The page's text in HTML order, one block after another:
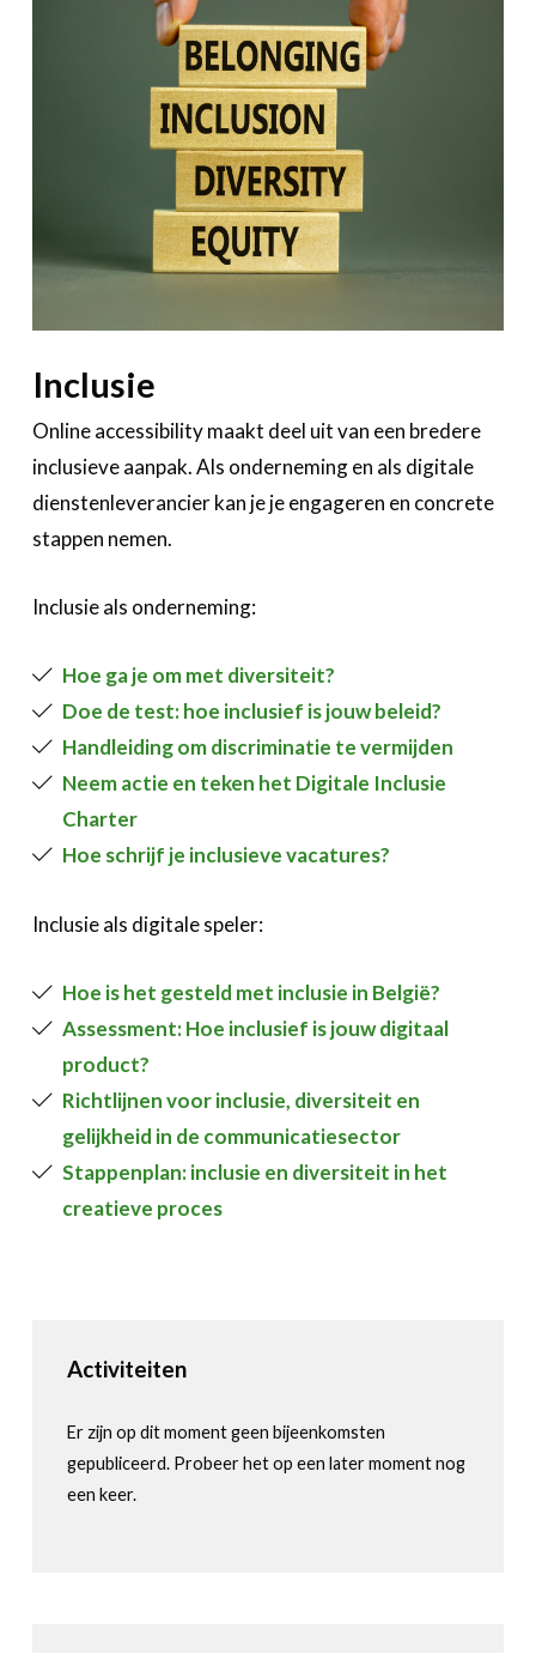
Inclusie
Online accessibility maakt deel uit van een bredere
inclusieve aanpak. Als onderneming en als digitale
dienstenleverancier kan je je engageren en concrete
stappen nemen.
Inclusie als onderneming:
Hoe ga je om met diversiteit?
Doe de test: hoe inclusief is jouw beleid?
Handleiding om discriminatie te vermijden
Neem actie en teken het Digitale Inclusie
Charter
Hoe schrijf je inclusieve vacatures?
Inclusie als digitale speler:
Hoe is het gesteld met inclusie in België?
Assessment: Hoe inclusief is jouw digitaal
product?
Richtlijnen voor inclusie, diversiteit en
gelijkheid in de communicatiesector
Stappenplan: inclusie en diversiteit in het
creatieve proces
Activiteiten
Er zijn op dit moment geen bijeenkomsten
gepubliceerd. Probeer het op een later moment nog
een keer.